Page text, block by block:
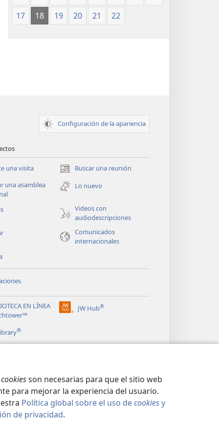
cookiesson necesarias para que el sitio web
para mejorar la experiencia del usuario.
Política global sobre el uso decookiesy
de privacidad.
17
18 19 20 21 22
Configuración de la apariencia
una visita Buscar una reunión
(abre
una
nueva
una asamblea
Lo nuevo
Videos con
audiodescripciones
Comunicados
internacionales
EN LÍNEA
JW Hub®
(abre
®
| CONFIGURACIÓN DE PRIVACIDAD